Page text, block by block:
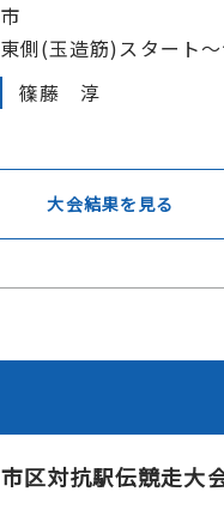
側(玉造筋)スタート
篠藤 淳
大会結果を見る
区対抗駅伝競走大